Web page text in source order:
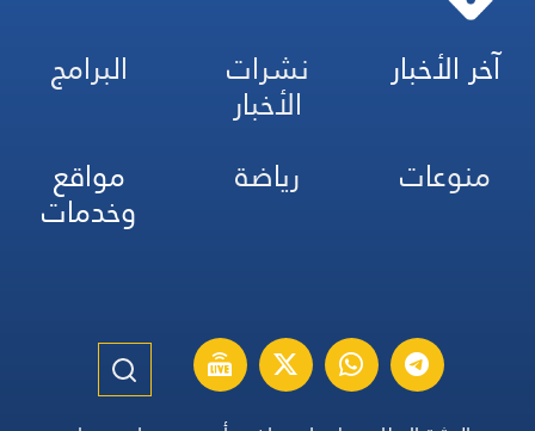
آخر الأخبار نشرات
الأخبار
البرامج
منوعات
رياضة مواقع
وخدمات